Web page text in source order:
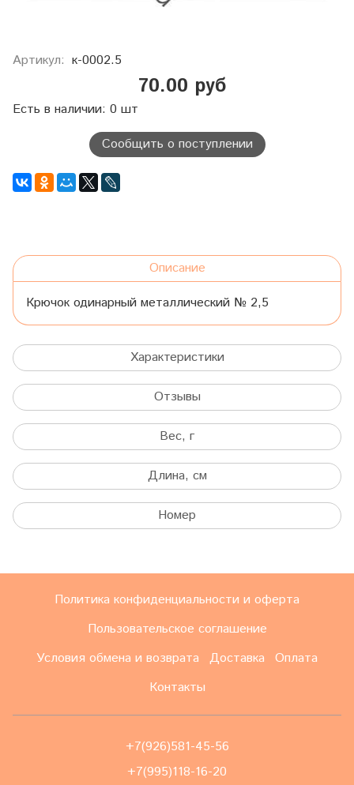
Артикул: к-0002.5
70.00 руб
Есть в наличии: 0 шт
Сообщить о поступлении
Описание
Крючок одинарный металлический № 2,5
Характеристики
Отзывы
Вес, г
Длина, см
Номер
Политика конфиденциальности и оферта
Пользовательское соглашение
Условия обмена и возврата
Доставка
Оплата
Контакты
+7(926)581-45-56
+7(995)118-16-20